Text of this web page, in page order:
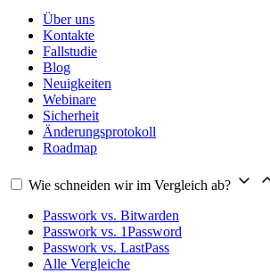
Über uns
Kontakte
Fallstudie
Blog
Neuigkeiten
Webinare
Sicherheit
Änderungsprotokoll
Roadmap
Wie schneiden wir im Vergleich ab?
Passwork vs. Bitwarden
Passwork vs. 1Password
Passwork vs. LastPass
Alle Vergleiche